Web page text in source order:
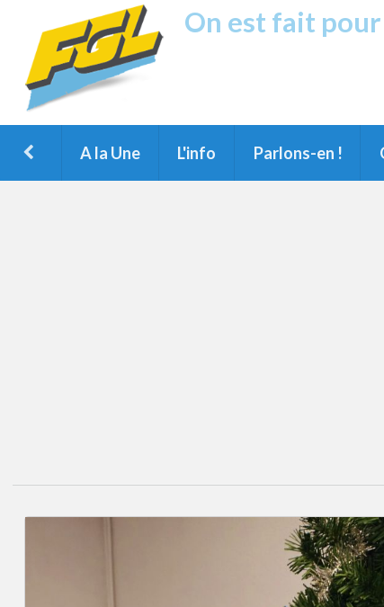
On est fait
A la Une L'info Parlons-en !